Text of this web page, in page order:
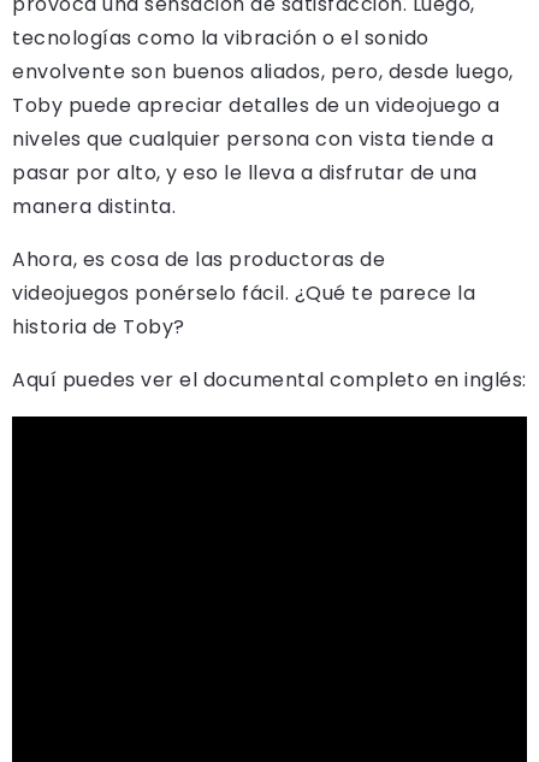
tecnologías como la vibración o el sonido
envolvente son buenos aliados, pero, desde luego,
Toby puede apreciar detalles de un videojuego a
niveles que cualquier persona con vista tiende a
pasar por alto, y eso le lleva a disfrutar de una
manera distinta.
Ahora, es cosa de las productoras de
videojuegos ponérselo fácil. ¿Qué te parece la
historia de Toby?
Aquí puedes ver el documental completo en inglés: